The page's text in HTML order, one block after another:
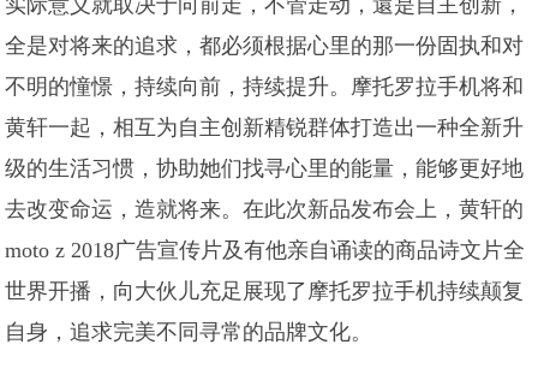
实际意义就取决于向前走，不管走动，還是自主创新，
全是对将来的追求，都必须根据心里的那一份固执和对
不明的憧憬，持续向前，持续提升。摩托罗拉手机将和
黄轩一起，相互为自主创新精锐群体打造出一种全新升
级的生活习惯，协助她们找寻心里的能量，能够更好地
去改变命运，造就将来。在此次新品发布会上，黄轩的
moto z 2018广告宣传片及有他亲自诵读的商品诗文片全
世界开播，向大伙儿充足展现了摩托罗拉手机持续颠复
自身，追求完美不同寻常的品牌文化。